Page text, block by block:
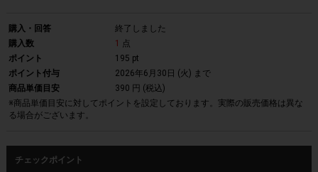
購入・回答
終了しました
購入数
1 点
ポイント
195 pt
ポイント付与
2026年6月30日 (火) まで
商品単価目安
390 円 (税込)
※商品単価目安に対してポイントを設定しております。実際の販売価格は異な
る場合がございます。
チェックポイント